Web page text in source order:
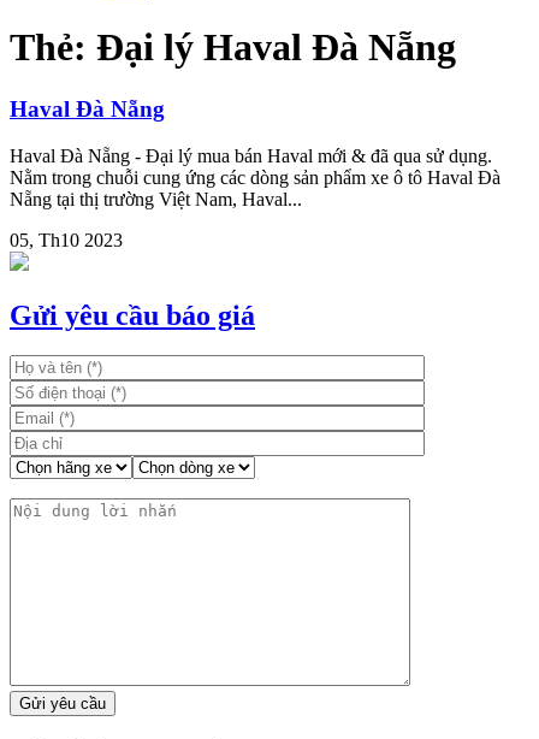
Thẻ: Đại lý Haval Đà Nẵng
Haval Đà Nẵng
Haval Đà Nẵng - Đại lý mua bán Haval mới & đã qua sử dụng.
Nằm trong chuỗi cung ứng các dòng sản phẩm xe ô tô Haval Đà
Nẵng tại thị trường Việt Nam, Haval...
05, Th10 2023
Gửi yêu cầu báo giá